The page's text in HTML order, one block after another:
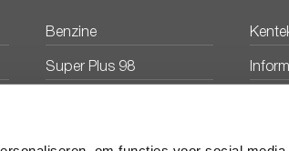
Benzine
Super Plus 98